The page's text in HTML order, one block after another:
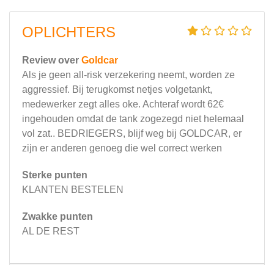
OPLICHTERS
Review over Goldcar
Als je geen all-risk verzekering neemt, worden ze
aggressief. Bij terugkomst netjes volgetankt,
medewerker zegt alles oke. Achteraf wordt 62€
ingehouden omdat de tank zogezegd niet helemaal
vol zat.. BEDRIEGERS, blijf weg bij GOLDCAR, er
zijn er anderen genoeg die wel correct werken
Sterke punten
KLANTEN BESTELEN
Zwakke punten
AL DE REST